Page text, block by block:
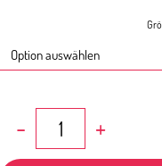
Bicycle
Shirt